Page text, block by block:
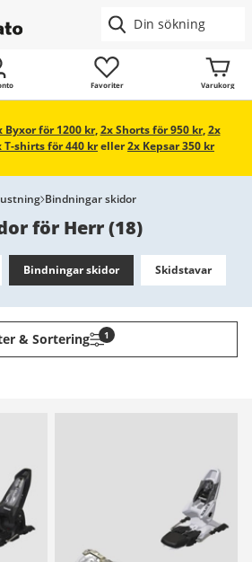
Favoriter Varukorg
Byxor för 1200 kr,2x Shorts för 950 kr,2x
T-shirts för 440 kreller2x Kepsar 350 kr
Bindningar skidor
för Herr(18)
Bindningar skidor Skidstavar
& Sortering 1